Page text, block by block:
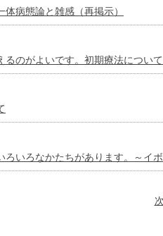
病態論と雑感（再掲示）
るのがよいです。初期療法につい
ろいろなかたちがあります。～イ